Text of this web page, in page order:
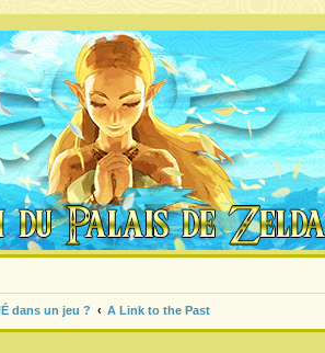
dans un jeu ? A Link to the Past